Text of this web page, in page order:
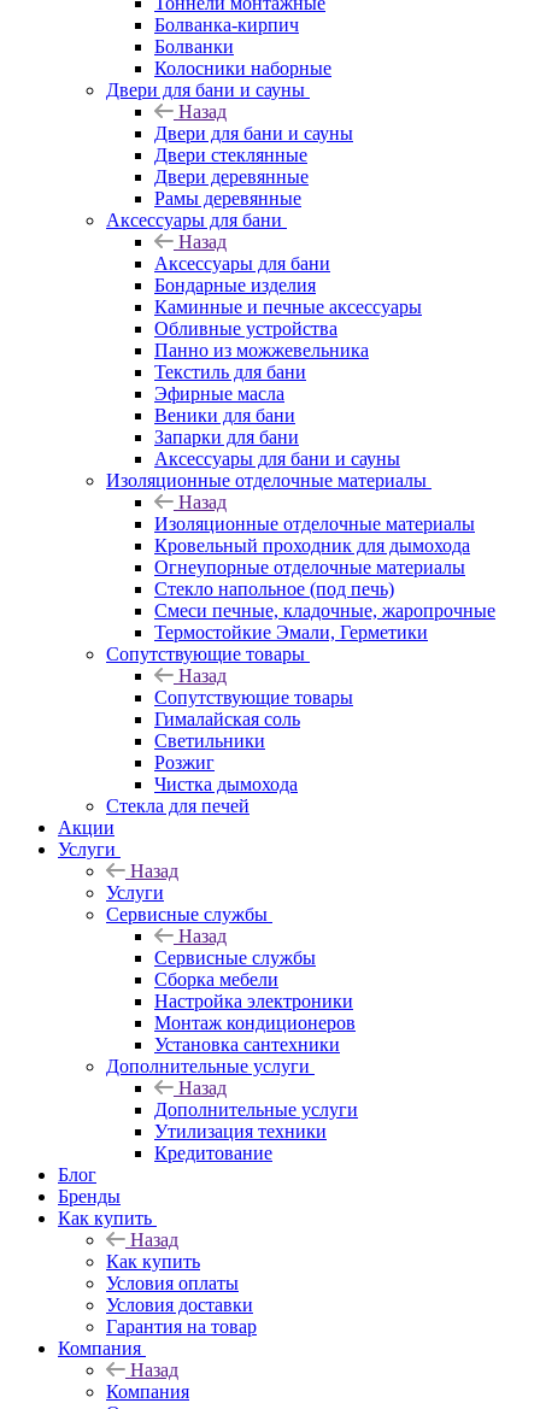
Болванка-кирпич
Болванки
Колосники наборные
Двери для бани и сауны
Назад
Двери для бани и сауны
Двери стеклянные
Двери деревянные
Рамы деревянные
Аксессуары для бани
Назад
Аксессуары для бани
Бондарные изделия
Каминные и печные аксессуары
Обливные устройства
Панно из можжевельника
Текстиль для бани
Эфирные масла
Веники для бани
Запарки для бани
Аксессуары для бани и сауны
Изоляционные отделочные материалы
Назад
Изоляционные отделочные материалы
Кровельный проходник для дымохода
Огнеупорные отделочные материалы
Стекло напольное (под печь)
Смеси печные, кладочные, жаропрочные
Термостойкие Эмали, Герметики
Сопутствующие товары
Назад
Сопутствующие товары
Гималайская соль
Светильники
Розжиг
Чистка дымохода
Стекла для печей
Акции
Услуги
Назад
Услуги
Сервисные службы
Назад
Сервисные службы
Сборка мебели
Настройка электроники
Монтаж кондиционеров
Установка сантехники
Дополнительные услуги
Назад
Дополнительные услуги
Утилизация техники
Кредитование
Блог
Бренды
Как купить
Назад
Как купить
Условия оплаты
Условия доставки
Гарантия на товар
Компания
Назад
Компания